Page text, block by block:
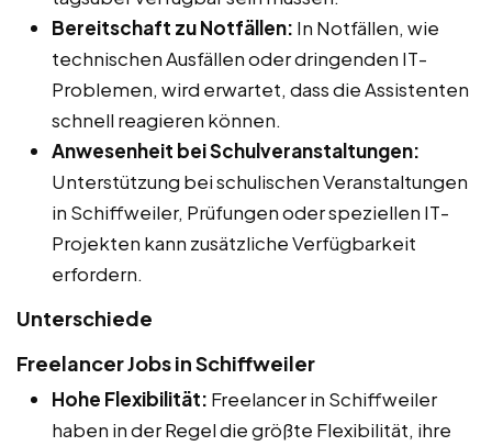
Bereitschaft zu Notfällen: In Notfällen, wie
technischen Ausfällen oder dringenden IT-
Problemen, wird erwartet, dass die Assistenten
schnell reagieren können.
Anwesenheit bei Schulveranstaltungen:
Unterstützung bei schulischen Veranstaltungen
in Schiffweiler, Prüfungen oder speziellen IT-
Projekten kann zusätzliche Verfügbarkeit
erfordern.
Unterschiede
Freelancer Jobs in Schiffweiler
Hohe Flexibilität: Freelancer in Schiffweiler
haben in der Regel die größte Flexibilität, ihre